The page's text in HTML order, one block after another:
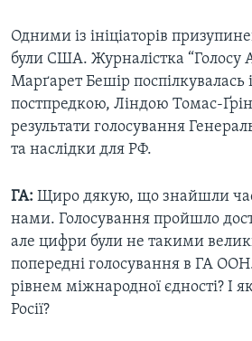
Одними із ініціаторів
були США. Журналістка “Голосу
Марґарет Бешір
постпредкою, Ліндою Томас-
результати голосування
та наслідки для РФ.
ГА: Щиро дякую, що знайшли час
нами. Голосування пройшло
але цифри були не такими
попередні голосування в ГА
рівнем міжнародної єдності? І
Росії?